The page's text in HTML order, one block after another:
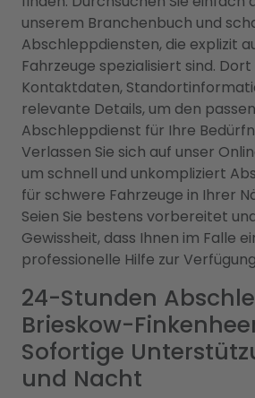
unserem Branchenbuch und
Abschleppdiensten, die explizit
Fahrzeuge spezialisiert sind. Dort
Kontaktdaten,
relevante Details, um den
Abschleppdienst für Ihre
Verlassen Sie sich auf unser
um schnell und unkompliziert
für schwere Fahrzeuge in Ihrer
Seien Sie bestens vorbereitet
Gewissheit, dass Ihnen im Falle
professionelle Hilfe zur
24-Stunden
Brieskow-
Sofortige
und Nacht